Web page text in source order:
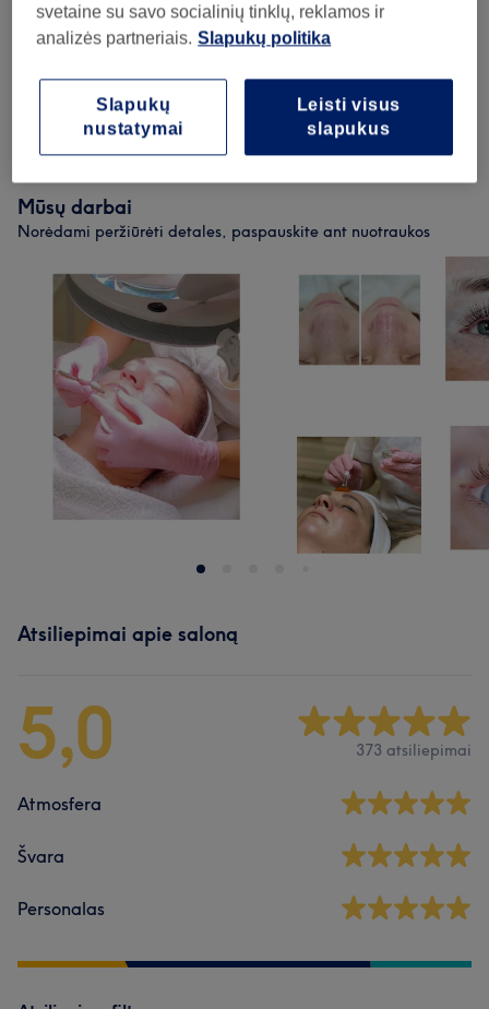
Veido Masažas ( 1
Moterų Depiliacija Vašku ( ) nuo 7€
Kūno Procedūros (1)
Mūsų darbai
Norėdami peržiūrėti detales, paspauskite ant nuotraukos
Atsiliepimai apie saloną
5,0 373 atsiliepimai
Atmosfera
Švara
Personalas
svetaine su savo socialinių tinklų, reklamos ir
analizės partneriais. Slapukų politika
Leisti visus
slapukus
Slapukų
nustatymai